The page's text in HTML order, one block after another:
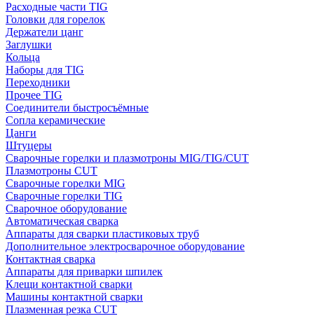
Расходные части TIG
Головки для горелок
Держатели цанг
Заглушки
Кольца
Наборы для TIG
Переходники
Прочее TIG
Соединители быстросъёмные
Сопла керамические
Цанги
Штуцеры
Сварочные горелки и плазмотроны MIG/TIG/CUT
Плазмотроны CUT
Сварочные горелки MIG
Сварочные горелки TIG
Сварочное оборудование
Автоматическая сварка
Аппараты для сварки пластиковых труб
Дополнительное электросварочное оборудование
Контактная сварка
Аппараты для приварки шпилек
Клещи контактной сварки
Машины контактной сварки
Плазменная резка CUT